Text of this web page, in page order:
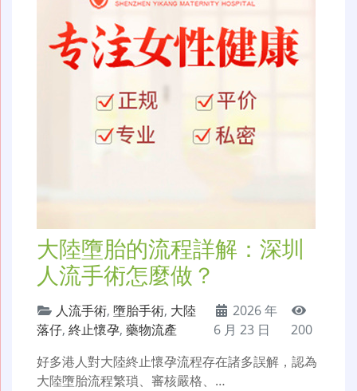
大陸墮胎的流程詳解：深圳
人流手術怎麼做？
人流手術, 墮胎手術, 大陸
落仔, 終止懷孕, 藥物流產
2026 年
6 月 23 日
200
好多港人對大陸終止懷孕流程存在諸多誤解，認為
大陸墮胎流程繁瑣、審核嚴格、…